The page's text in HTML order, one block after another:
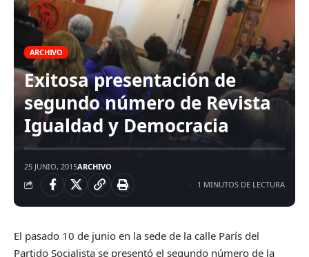
ARCHIVO
Exitosa presentación de
segundo número de Revista
Igualdad y Democracia
25 JUNIO, 2015ARCHIVO
1 MINUTOS DE LECTURA
El pasado 10 de junio en la sede de la calle París del
Partido Socialista se presentó el segundo número de la